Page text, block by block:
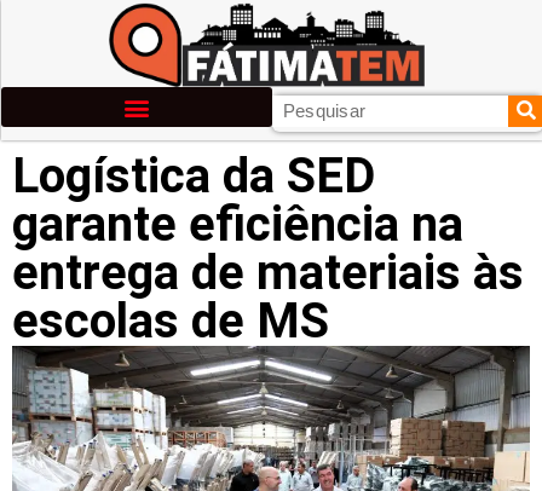
Logística da SED
garante eficiência na
entrega de materiais às
escolas de MS